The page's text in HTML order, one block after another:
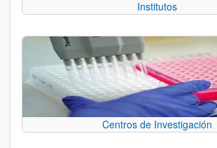
Institutos
Centros de Investigación